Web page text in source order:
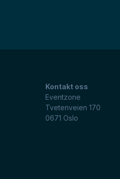
Kontakt oss
Eventzone
Tvetenveien 170
0671 Oslo